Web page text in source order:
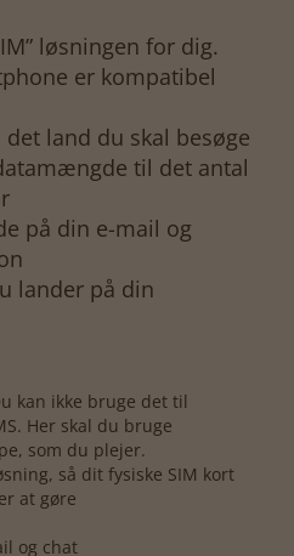
løsningen for dig.
er kompatibel
land du skal besøge
til det antal
på din e-mail og
lander på din
kan ikke bruge det til
Her skal du bruge
som du plejer.
så dit fysiske SIM kort
at gøre
og chat